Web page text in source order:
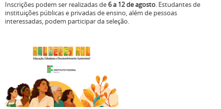
Inscrições podem ser realizadas de6 a 12 de agosto. Estudantes de
instituições públicas e privadas de ensino, além de pessoas
interessadas, podem participar da seleção.